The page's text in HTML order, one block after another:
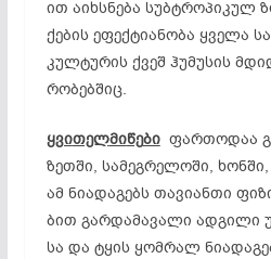
ით აიხ­სნე­ბა სუბ­ტრო­პი­კულ
ქე­ბის ეფ­ექ­ტი­ან­ო­ბა ყვე­ლა
კულ­ტუ­რის ქვეშ ჰუ­მუ­სის
რო­­ბებ­შიც.
ყვითელმიწებიფარ­თო­დაა
ზეთ­ში, სა­მეგ­რე­ლო­ში,
ამ ნი­ად­აგ­ებს თა­ვი­ან­თი
ბით გარ­და­მა­ვა­ლი ად­გი­ლი
სა და ტყის ყომ­რალ